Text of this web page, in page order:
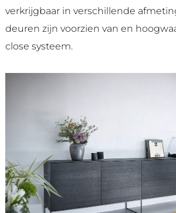
verkrijgbaar in verschillende
deuren zijn voorzien van en
close systeem.